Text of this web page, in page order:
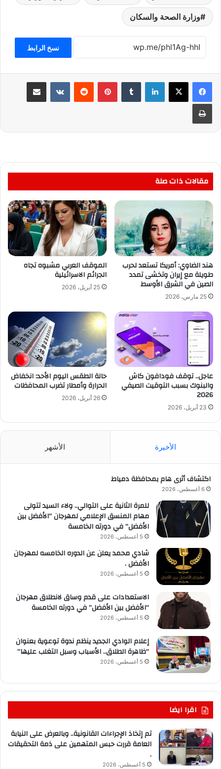
وزارة الصحة والسكان
نسخ الرابط
لينكدإن بينتيريست مشاركة عبر البريد
طباعة
مقالات ذات صلة
هند الضاوي: أمريكا تستعد لحرب
طويلة مع إيران وتخشى تمدد
الصين في الشرق الأوسط
25 مارس، 2026
الموقف العربي مشبوه تجاه
الجرائم الاسرائيلية
25 أبريل، 2026
عاجل.. توقف فودافون كاش
والبنوك بسبب التوقيت الصيفي
2026
23 أبريل، 2026
حالة الطقس اليوم الأحد: انخفاض
الحرارة وأمطار تضرب المحافظات
26 أبريل، 2026
الأخيرة الأشهر
اكتشاف أثرى هام بمحافظة دمياط
6 أغسطس، 2026
للمرة الثانية على التوالي.. ولاء السيد تتولى
مهام المنسق الإعلامي لمهرجان “الأفضل بين
الأفضل” في دورته الخامسة
5 أغسطس، 2026
شادي محمد يعلن عن الدوره الخامسه لمهرجان
الأفضل .
5 أغسطس، 2026
الاستعدادات على قدم وساق لانطلاق مهرجان
“الأفضل بين الأفضل” في دورته الخامسة
5 أغسطس، 2026
إعلام الوادي الجديد ينظم ندوة توعوية بعنوان
“ظاهرة الطلاق.. الأسباب وسبل التغلب عليها”
5 أغسطس، 2026
اقرا ايضا
تم إتخاذ الإجراءات القانونية.. وبالعرض على النيابة
العامة قررت حبس المتهمين على ذمة التحقيقات
.
5 أغسطس، 2026